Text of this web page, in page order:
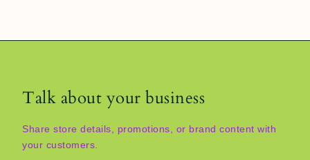
Talk about your business
Share store details, promotions, or brand content with
your customers.